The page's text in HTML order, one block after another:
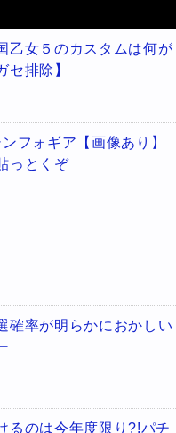
乙女５のカスタムは何が
セ排除】
フォギア【画像あり】
っとくぞ
確率が明らかにおかしい
るのは今年度限り?!パチ